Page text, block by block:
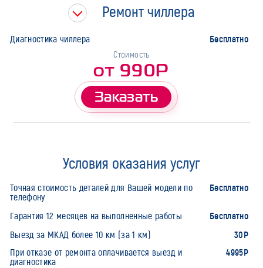
Ремонт чиллера
Диагностика чиллера Бесплатно
Стоимость
от 990Р
Заказать
Условия оказания услуг
Точная стоимость деталей для Вашей модели по
телефону
Бесплатно
Гарантия 12 месяцев на выполненные работы Бесплатно
Выезд за МКАД более 10 км (за 1 км) 30Р
При отказе от ремонта оплачивается выезд и
диагностика
4995Р